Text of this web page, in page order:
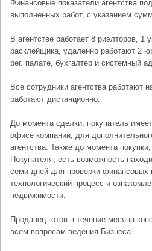
Финансовые показатели агентства
выполненных работ, с указанием
В агентстве работает 8 риэлторов, 1
расклейщика, удаленно работают 2
рег. палате, бухгалтер и системный
Все сотрудники агентства работают
работают дистанционно.
До момента сделки, покупатель
офисе компании, для
агентства. Также до момента
Покупателя, есть возможность
семи дней для проверки финансовых
технологический процесс и
недвижимости.
Продавец готов в течение месяца
всем вопросам ведения Бизнеса.